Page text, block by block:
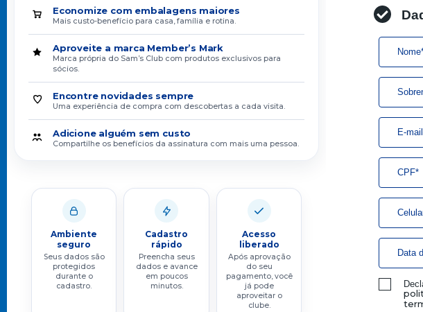
Economize com embalagens maiores
Mais custo-benefício para casa, família e rotina.
Aproveite a marca Member’s Mark
Marca própria do Sam’s Club com produtos exclusivos para
sócios.
Encontre novidades sempre
Uma experiência de compra com descobertas a cada visita.
Adicione alguém sem custo
Compartilhe os benefícios da assinatura com mais uma pessoa.
Ambiente
seguro
Seus dados são
protegidos
durante o
cadastro.
Cadastro
rápido
Preencha seus
dados e avance
em poucos
minutos.
Acesso
liberado
Após aprovação
do seu
pagamento, você
já pode
aproveitar o
clube.